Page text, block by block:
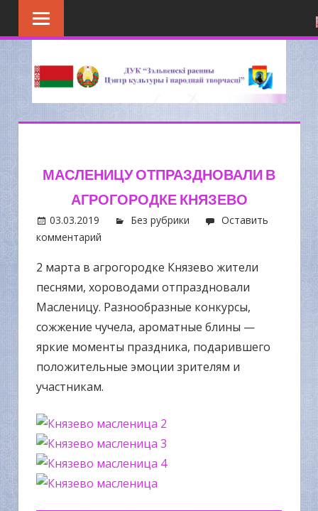
Перейти
МАСЛЕНИЦУ ОТПРАЗДНОВАЛИ В
АГРОГОРОДКЕ КНЯЗЕВО
03.03.2019 Без рубрики
Оставить
комментарий
2 марта в агрогородке Князево жители
песнями, хороводами отпраздновали
Масленицу. Разнообразные конкурсы,
сожжение чучела, ароматные блины —
яркие моменты праздника, подарившего
положительные эмоции зрителям и
участникам.